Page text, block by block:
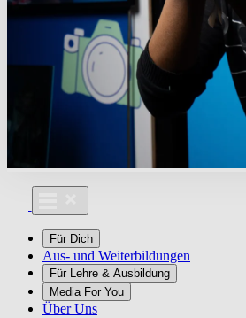
Für Dich
Aus- und Weiterbildungen
Für Lehre & Ausbildung
Media For You
Über Uns